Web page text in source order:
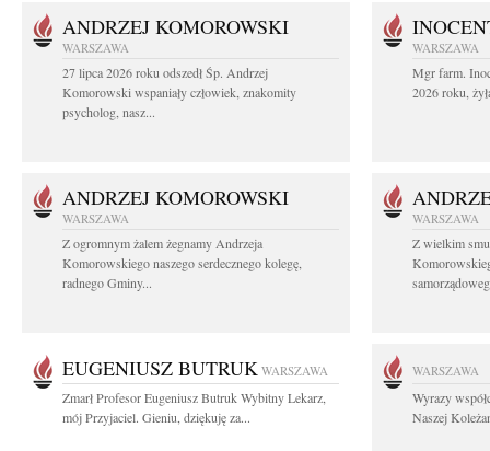
ANDRZEJ KOMOROWSKI
WARSZAWA
27 lipca 2026 roku odszedł Śp. Andrzej
Komorowski wspaniały człowiek, znakomity
psycholog, nasz...
WARSZAWA
Mgr farm.
2026 roku,
ANDRZEJ KOMOROWSKI
WARSZAWA
Z ogromnym żalem żegnamy Andrzeja
Komorowskiego naszego serdecznego kolegę,
radnego Gminy...
WARSZAWA
Z wielkim
EUGENIUSZ BUTRUK WARSZAWA
Zmarł Profesor Eugeniusz Butruk Wybitny Lekarz,
mój Przyjaciel. Gieniu, dziękuję za...
WARSZAWA
Wyrazy
Naszej